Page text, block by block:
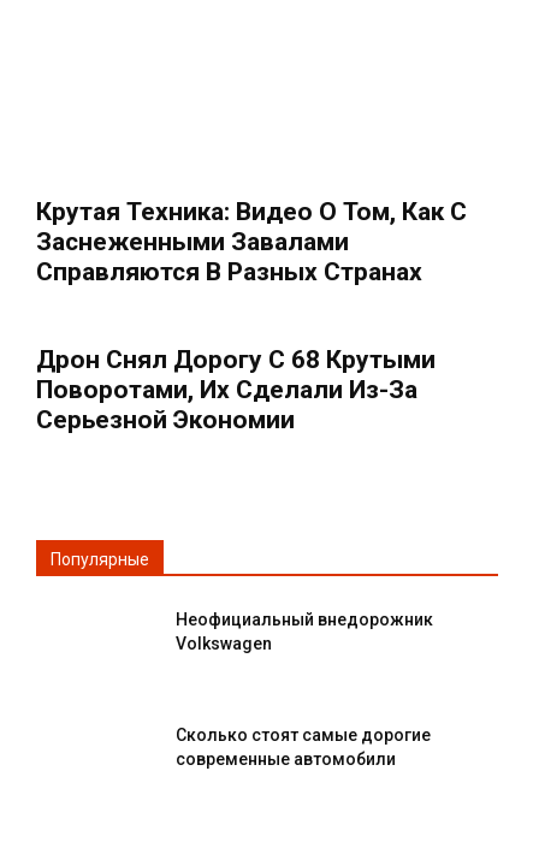
Крутая Техника: Видео О Том, Как С
Заснеженными Завалами
Справляются В Разных Странах
Дрон Снял Дорогу С 68 Крутыми
Поворотами, Их Сделали Из-За
Серьезной Экономии
Популярные
Неофициальный внедорожник
Volkswagen
Сколько стоят самые дорогие
современные автомобили